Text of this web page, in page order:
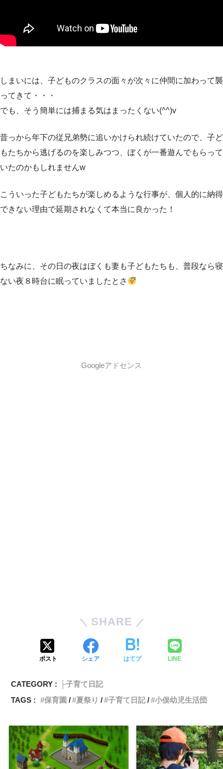
しまいには、子どものクラスの面々が次々に仲間に加わって襲
ってきて・・・
でも、そう簡単には捕まる気はまったくない(^^)v
昔っから年下の従兄弟勢に追いかけられ続けていたので、子ど
もたちから逃げるのを楽しみつつ、ぼくが一番遊んでもらって
いたのかもしれませんw
こういった子どもたちが楽しめるような行事が、個人的に納得
できない理由で延期されなくて本当に良かった！
ちなみに、その日の夜はぼくも妻も子どもたちも、普段なら寝
ない夜８時台に眠っていましたとさ
Googleアドセンス
SHARE
ポスト シェア はてブ LINE
CATEGORY :
├子育て日記
TAGS :
保育園 夏祭り 子育て日記 小俣幼児生活団